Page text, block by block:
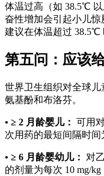
体温过高（如 38.5℃
奋性增加会引起小儿惊
建议在体温超过 38.5℃
第五问：应该
世界卫生组织对全球
氨基酚和布洛芬。
• ≥ 2 月龄婴儿： 可用
次用药的最短间隔时间
• ≥ 6 月龄婴幼儿：
对
的剂量为每次 10 mg/